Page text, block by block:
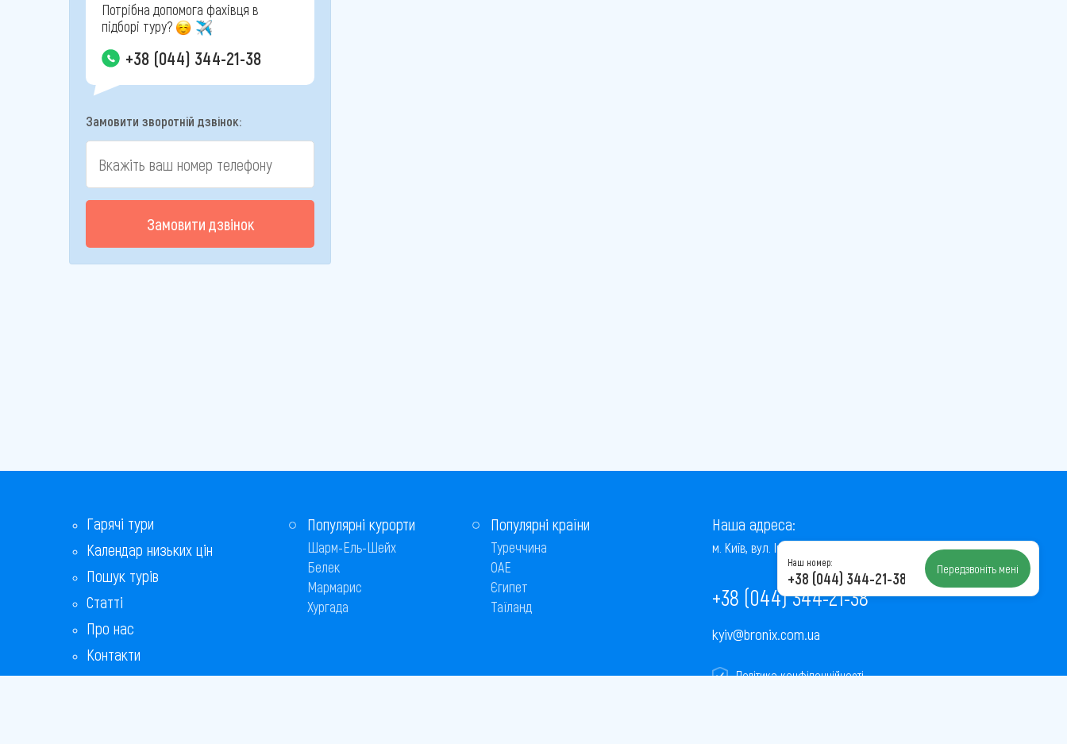
Потрібна допомога фахівця в
підборі туру?
+38 (044) 344-21-38
Замовити зворотній дзвінок:
Замовити дзвінок
Гарячі тури
Календар низьких цін
Пошук турів
Статті
Про нас
Контакти
Бонусна програма
Популярні курорти
Шарм-Ель-Шейх
Белек
Мармарис
Хургада
Популярні країни
Туреччина
ОАЕ
Єгипет
Таїланд
Наша адреса:
м. Київ, вул. Інститутська, 22/7, оф. 41
+38 (044) 344-21-38
kyiv@bronix.com.ua
Політика конфіденційності
Наш номер:
+38 (044) 344-21-38 Передзвоніть мені